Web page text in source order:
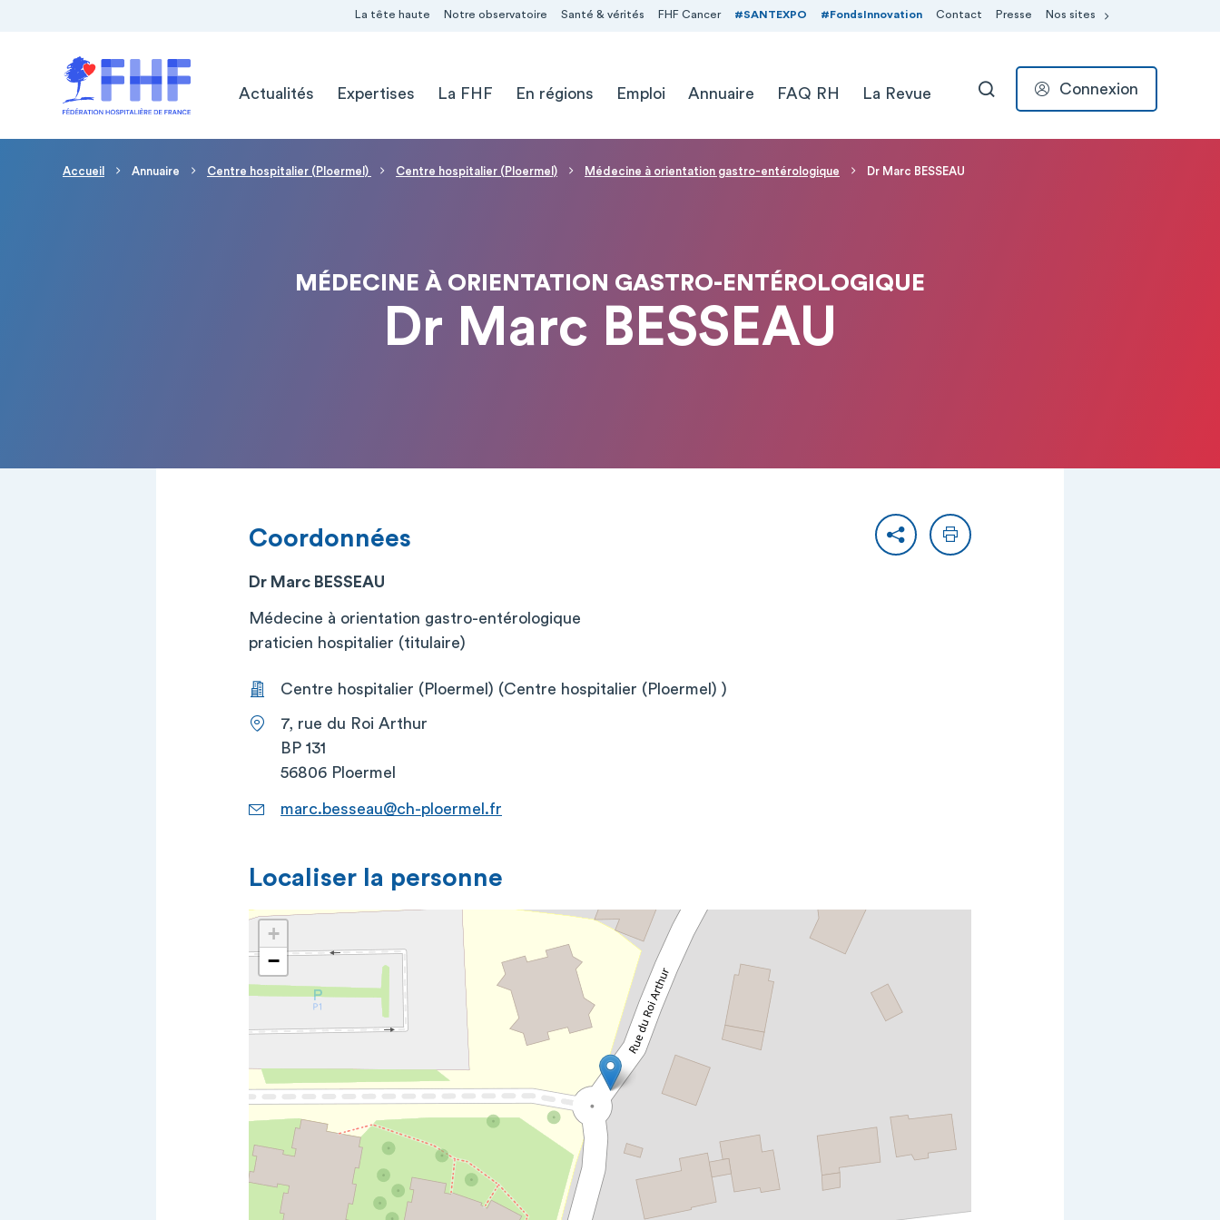
La tête haute Notre observatoire Santé & vérités FHF Cancer #SANTEXPO #FondsInnovation Contact Presse Nos sites
Actualités
Expertises La FHF En régions Emploi Annuaire FAQ RH La Revue RECHERCHER
Connexion
Fil d'Ariane
Accueil Annuaire Centre hospitalier (Ploermel) Centre hospitalier (Ploermel) Médecine à orientation gastro-entérologique Dr Marc BESSEAU
MÉDECINE À ORIENTATION GASTRO-ENTÉROLOGIQUE
Dr Marc BESSEAU
PartagerImprimer
Coordonnées
Dr Marc BESSEAU
Médecine à orientation gastro-entérologique
praticien hospitalier (titulaire)
Centre hospitalier (Ploermel) (Centre hospitalier (Ploermel) )
7, rue du Roi Arthur
BP 131
56806 Ploermel
marc.besseau@ch-ploermel.fr
Localiser la personne
+
−